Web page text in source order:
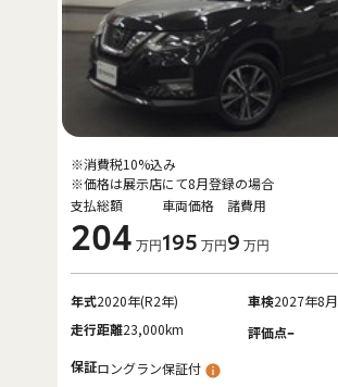
支払総額
204 万円
車両価格
195 万円
諸費用
9 万円
※消費税10%込み
※価格は展示店にて8月登録の場合
年式2020年(R2年) 車検2027年8月
走行距離23,000km 評価点-
保証ロングラン保証付